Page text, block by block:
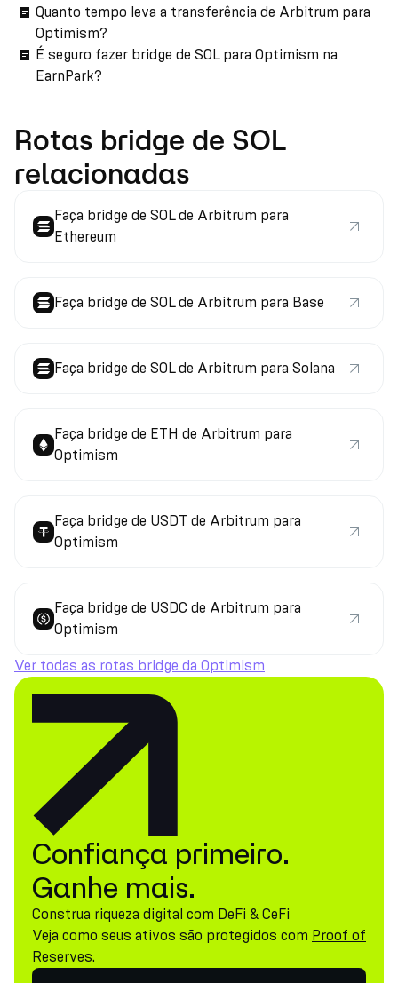
Quanto tempo leva a transferência de Arbitrum para
Optimism?
É seguro fazer bridge de SOL para Optimism na
EarnPark?
Rotas bridge de SOL
relacionadas
Faça bridge de SOL de Arbitrum para
Ethereum
Faça bridge de SOL de Arbitrum para Base
Faça bridge de SOL de Arbitrum para Solana
Faça bridge de ETH de Arbitrum para
Optimism
Faça bridge de USDT de Arbitrum para
Optimism
Faça bridge de USDC de Arbitrum para
Optimism
Ver todas as rotas bridge da Optimism
Confiança primeiro.
Ganhe mais.
Construa riqueza digital com DeFi & CeFi
Veja como seus ativos são protegidos com Proof of
Reserves.